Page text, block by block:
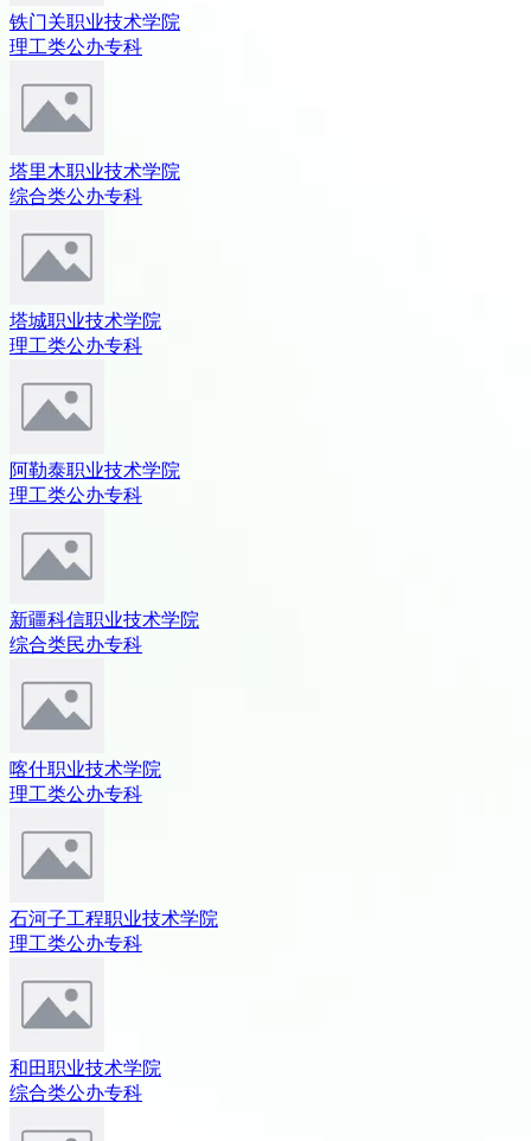
铁门关职业技术学院
理工类公办专科
塔里木职业技术学院
综合类公办专科
塔城职业技术学院
理工类公办专科
阿勒泰职业技术学院
理工类公办专科
新疆科信职业技术学院
综合类民办专科
喀什职业技术学院
理工类公办专科
石河子工程职业技术学院
理工类公办专科
和田职业技术学院
综合类公办专科